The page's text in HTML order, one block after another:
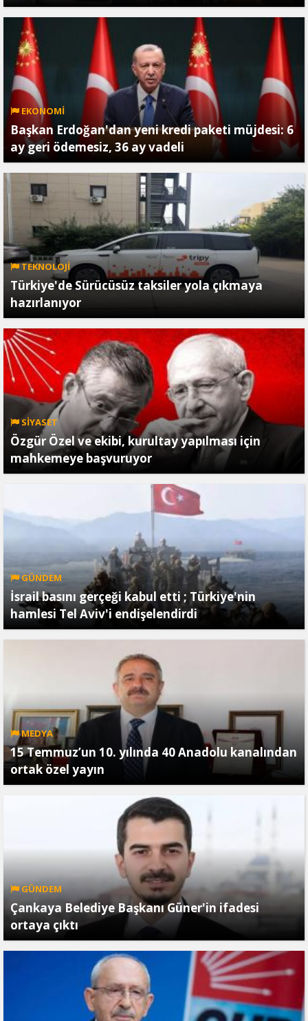
EKONOMİ
Başkan Erdoğan'dan yeni kredi paketi müjdesi: 6
ay geri ödemesiz, 36 ay vadeli
TEKNOLOJİ
Türkiye'de Sürücüsüz taksiler yola çıkmaya
hazırlanıyor
SİYASET
Özgür Özel ve ekibi, kurultay yapılması için
mahkemeye başvuruyor
GÜNDEM
İsrail basını gerçeği kabul etti ; Türkiye'nin
hamlesi Tel Aviv'i endişelendirdi
MEDYA
15 Temmuz’un 10. yılında 40 Anadolu kanalından
ortak özel yayın
GÜNDEM
Çankaya Belediye Başkanı Güner'in ifadesi
ortaya çıktı